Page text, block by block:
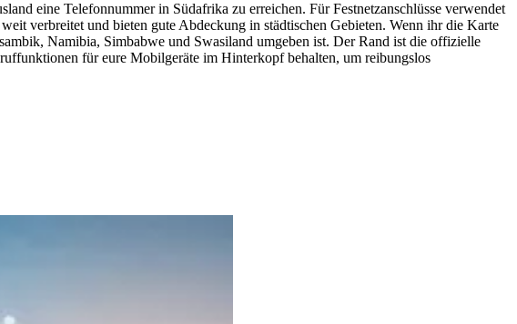
eine Telefonnummer in Südafrika zu erreichen. Für Festnetzanschlüsse verwendet
verbreitet und bieten gute Abdeckung in städtischen Gebieten. Wenn ihr die Karte
Namibia, Simbabwe und Swasiland umgeben ist. Der Rand ist die offizielle
für eure Mobilgeräte im Hinterkopf behalten, um reibungslos